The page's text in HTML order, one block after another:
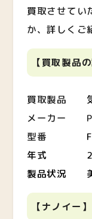
買取させてい
か、詳しくご
【買取製品
買取製品
メーカー
型番
年式
製品状況
【ナノイー】